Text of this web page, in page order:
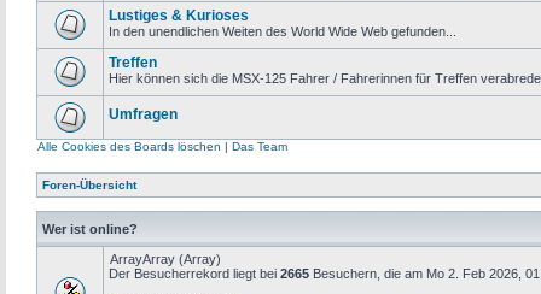
Lustiges & Kurioses
In den unendlichen Weiten des World Wide Web gefunden...
Treffen
Hier können sich die MSX-125 Fahrer / Fahrerinnen für Treffen
Umfragen
Alle Cookies des Boards löschen | Das Team
Foren-Übersicht
Wer ist online?
ArrayArray (Array)
Der Besucherrekord liegt bei 2665 Besuchern, die am Mo 2. Feb 2026,